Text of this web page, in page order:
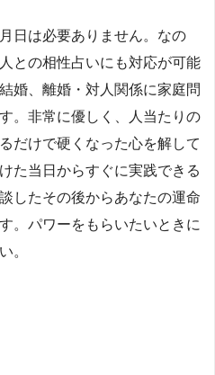
日は必要ありません。なの
との相性占いにも対応が可能
婚、離婚・対人関係に家庭問
。非常に優しく、人当たりの
だけで硬くなった心を解して
た当日からすぐに実践できる
したその後からあなたの運命
。パワーをもらいたいときに
。